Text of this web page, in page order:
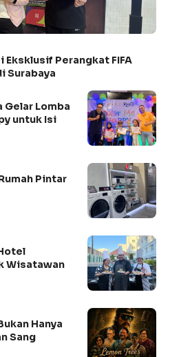
Perangkat FIFA
Surabaya
Gelar Lomba
untuk Isi
Pintar
Wisatawan
Hanya
Sang